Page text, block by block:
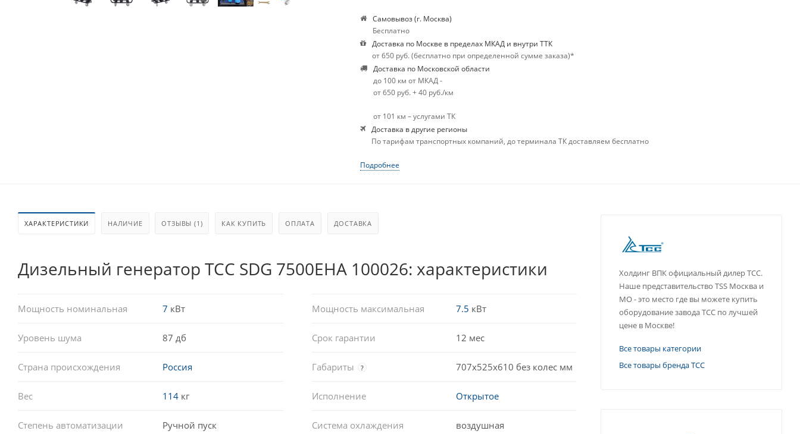
Самовывоз (г. Москва)
Бесплатно
Доставка по Москве в пределах МКАД и внутри ТТК
от 650 руб. (бесплатно при определенной сумме заказа)*
Доставка по Московской области
до 100 км от МКАД -
от 650 руб. + 40 руб./км
от 101 км – услугами ТК
Доставка в другие регионы
По тарифам транспортных компаний, до терминала ТК доставляем бесплатно
Подробнее
ХАРАКТЕРИСТИКИ НАЛИЧИЕ ОТЗЫВЫ (1) КАК КУПИТЬ ОПЛАТА ДОСТАВКА
Дизельный генератор ТСС SDG 7500EHA 100026: характеристики
Мощность номинальная 7 кВт Мощность максимальная 7.5 кВт
Уровень шума 87 дб Срок гарантии 12 мес
Страна происхождения Россия Габариты ? 707х525х610 без колес мм
Вес 114кг Исполнение Открытое
Степень автоматизации Ручной пуск Система охлаждения воздушная
Холдинг ВПК официальный дилер ТСС.
Наше представительство TSS Москва и
МО - это место где вы можете купить
оборудование завода ТСС по лучшей
цене в Москве!
Все товары категории
Все товары бренда ТСС